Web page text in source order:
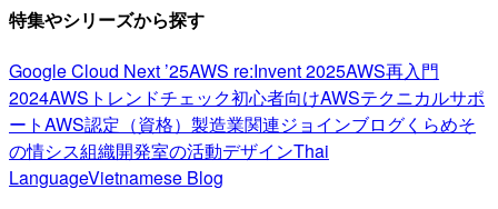
特集やシリーズから探す
Google Cloud Next ’25AWS re:Invent 2025AWS再入門
2024AWSトレンドチェック初心者向けAWSテクニカルサポ
ートAWS認定（資格） 製造業関連ジョインブログくらめそ
の情シス組織開発室の活動デザインThai
LanguageVietnamese Blog